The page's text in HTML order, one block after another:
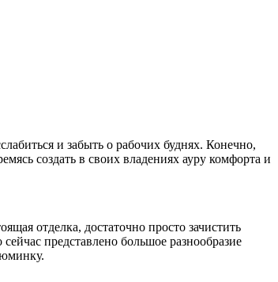
и забыть о рабочих буднях. Конечно,
создать в своих владениях ауру комфорта и
отделка, достаточно просто зачистить
представлено большое разнообразие